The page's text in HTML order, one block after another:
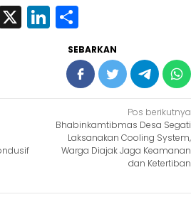
X LinkedIn
SEBARKAN
Pos berikutnya
Bhabinkamtibmas Desa Segati
Laksanakan Cooling System,
Warga Diajak Jaga Keamanan
dan Ketertiban